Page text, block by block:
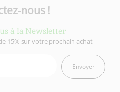
nous !
à la Newsletter
15% sur votre prochain achat
Envoyer